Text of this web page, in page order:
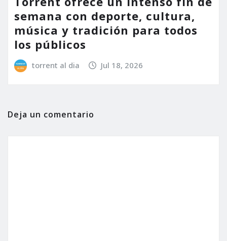
semana con deporte, cultura,
música y tradición para todos
los públicos
torrent al dia Jul 18, 2026
Deja un comentario